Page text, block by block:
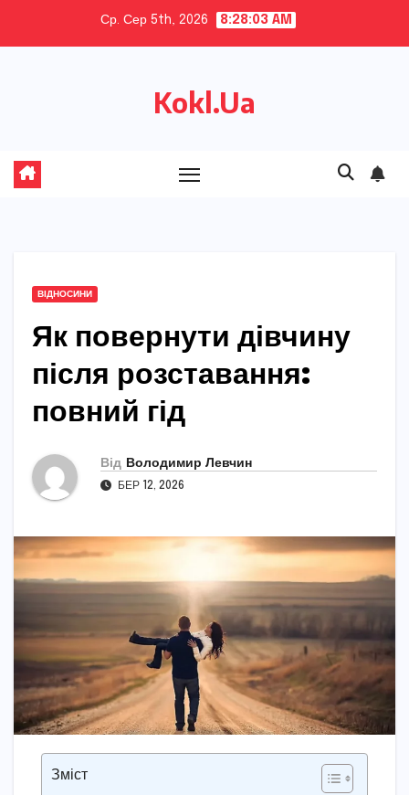
Ср. Сер 5th, 2026 8:28:04 AM
Kokl.Ua
ВІДНОСИНИ
Як повернути дівчину
після розставання:
повний гід
Від Володимир Левчин
БЕР 12, 2026
Зміст